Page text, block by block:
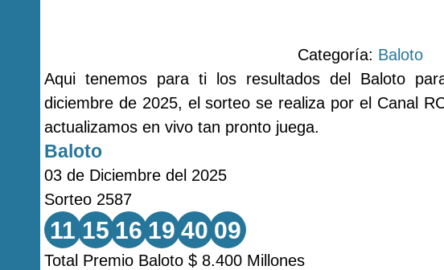
Categoría: Baloto
Aqui tenemos para ti los resultados del Baloto
diciembre de 2025, el sorteo se realiza por el Canal
actualizamos en vivo tan pronto juega.
Baloto
03 de Diciembre del 2025
Sorteo 2587
11 15 16 19 40 09
Total Premio Baloto $ 8.400 Millones